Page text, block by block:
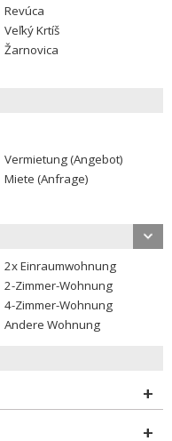
Revúca
Veľký Krtíš
Žarnovica
Vermietung (Angebot)
Miete (Anfrage)
2x Einraumwohnung
2-Zimmer-Wohnung
4-Zimmer-Wohnung
Andere Wohnung